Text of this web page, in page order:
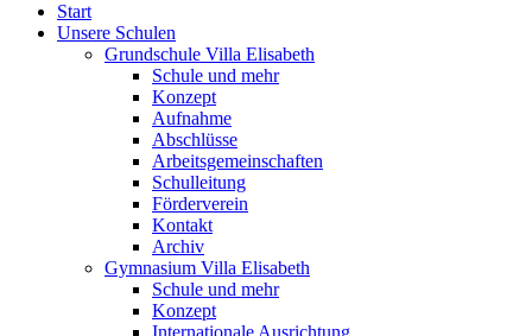
Start
Unsere Schulen
Grundschule Villa Elisabeth
Schule und mehr
Konzept
Aufnahme
Abschlüsse
Arbeitsgemeinschaften
Schulleitung
Förderverein
Kontakt
Archiv
Gymnasium Villa Elisabeth
Schule und mehr
Konzept
Internationale Ausrichtung